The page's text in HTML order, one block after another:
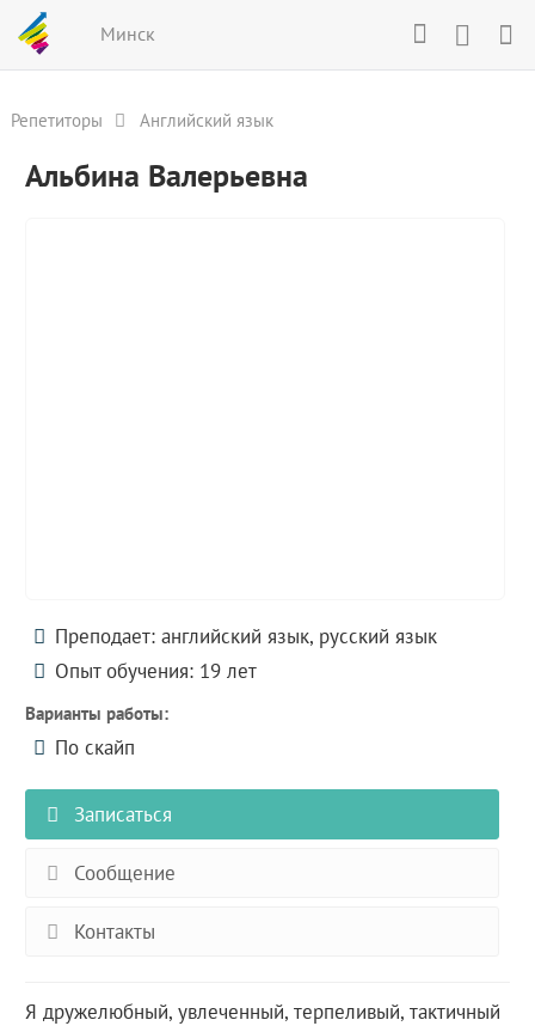
Минск
Репетиторы Английский язык
Альбина Валерьевна
Преподает: английский язык, русский язык
Опыт обучения: 19 лет
Варианты работы:
По скайп
Записаться
Сообщение
Контакты
Я дружелюбный, увлеченный, терпеливый, тактичный